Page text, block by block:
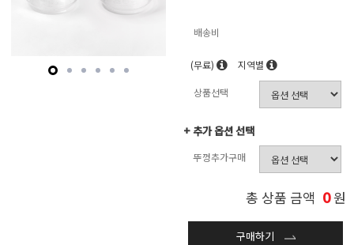
배송비
(무료) 지역별
상품선택
+ 추가 옵션 선택
뚜껑추가구매
총 상품 금액 0원
구매하기